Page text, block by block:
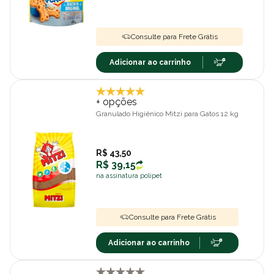
Consulte para Frete Grátis
Adicionar ao carrinho
+ opções
Granulado Higiênico Mitzi para Gatos 12 kg
R$ 43,50
R$ 39,15
na assinatura polipet
Consulte para Frete Grátis
Adicionar ao carrinho